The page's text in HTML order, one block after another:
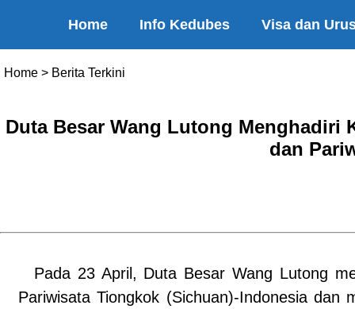
Home Info Kedubes Visa dan
Home > Berita Terkini
Duta Besar Wang Lutong Menghadiri
dan
Pada 23 April, Duta Besar Wang Lutong
Pariwisata Tiongkok (Sichuan)-Indonesia